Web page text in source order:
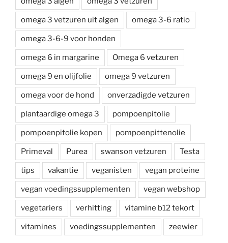
omega 3 vetzuren uit algen omega 3-6 ratio
omega 3-6-9 voor honden
omega 6 in margarine Omega 6 vetzuren
omega 9 en olijfolie omega 9 vetzuren
omega voor de hond onverzadigde vetzuren
plantaardige omega 3 pompoenpitolie
pompoenpitolie kopen pompoenpittenolie
Primeval Purea swanson vetzuren Testa
tips vakantie veganisten vegan proteine
vegan voedingssupplementen vegan webshop
vegetariers verhitting vitamine b12 tekort
vitamines voedingssupplementen zeewier